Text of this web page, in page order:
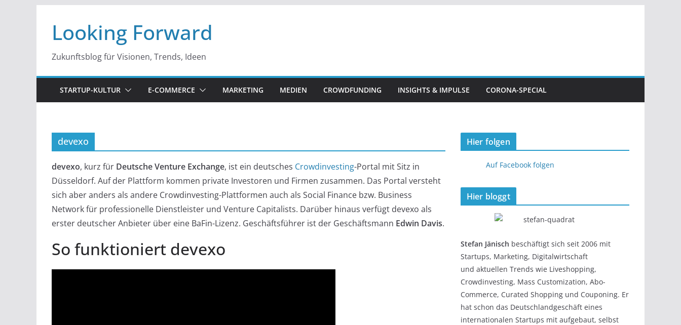
Inhalt
springen
Looking Forward
Zukunftsblog für Visionen, Trends, Ideen
STARTUP-KULTUR E-COMMERCE MARKETING MEDIEN CROWDFUNDING INSIGHTS & IMPULSE CORONA-SPECIAL
devexo
devexo, kurz für Deutsche Venture Exchange, ist ein deutsches Crowdinvesting-Portal mit Sitz in
Düsseldorf. Auf der Plattform kommen private Investoren und Firmen zusammen. Das Portal versteht
sich aber anders als andere Crowdinvesting-Plattformen auch als Social Finance bzw. Business
Network für professionelle Dienstleister und Venture Capitalists. Darüber hinaus verfügt devexo als
erster deutscher Anbieter über eine BaFin-Lizenz. Geschäftsführer ist der Geschäftsmann Edwin Davis.
So funktioniert devexo
Hier folgen
Auf Facebook folgen
Hier bloggt
Stefan Jänisch beschäftigt sich seit 2006 mit
Startups, Marketing, Digitalwirtschaft
und aktuellen Trends wie Liveshopping,
Crowdinvesting, Mass Customization, Abo-
Commerce, Curated Shopping und Couponing. Er
hat schon das Deutschlandgeschäft eines
internationalen Startups mit aufgebaut, selbst